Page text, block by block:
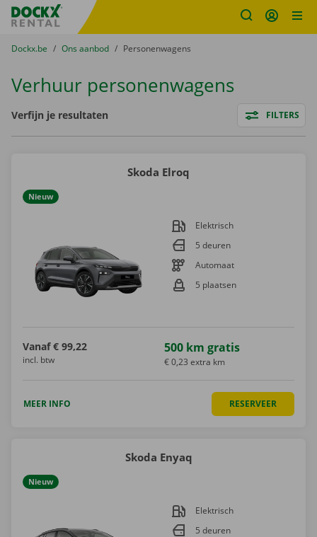
Fratello DEMO
U bevindt zich hier:
van
Dockx.be naar
Ons aanbod naar
Personenwagens
Verhuur personenwagens
Filters
Verfijn je resultaten FILTERS
Skoda Elroq
Nieuw
Elektrisch
5 deuren
Automaat
5 plaatsen
Vanaf € 99,22
incl. btw
500 km gratis
€ 0,23 extra km
MEER INFO RESERVEER
Skoda Enyaq
Nieuw
Elektrisch
5 deuren